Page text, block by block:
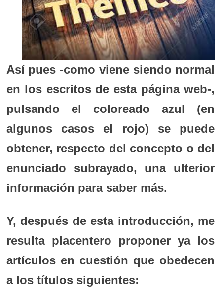
Así pues -como viene siendo normal
en los escritos de esta página web-,
pulsando el coloreado azul (en
algunos casos el rojo) se puede
obtener, respecto del concepto o del
enunciado subrayado, una ulterior
información para saber más.
Y, después de esta introducción, me
resulta placentero proponer ya los
artículos en cuestión que obedecen
a los títulos siguientes: